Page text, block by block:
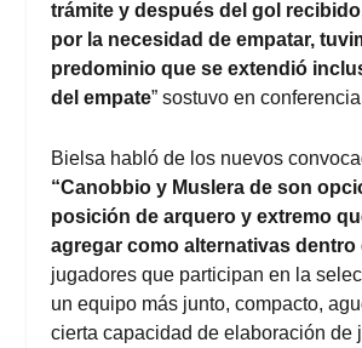
trámite y después del gol
por la necesidad de empatar,
predominio que se extendió
del empate” sostuvo en
Bielsa habló de los nuevos
“Canobbio y Muslera de son
posición de arquero y extremo
agregar como alternativas dentro
jugadores que participan en la
un equipo más junto, compacto,
cierta capacidad de elaboración de